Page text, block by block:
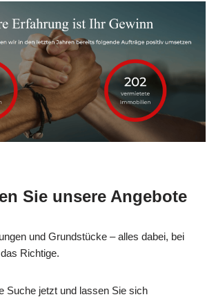
Sie unsere Angebote
und Grundstücke – alles dabei, bei
Richtige.
Suche jetzt und lassen Sie sich